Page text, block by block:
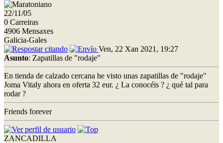
22/11/05
0 Carreiras
4906 Mensaxes
Galicia-Gales
Ven, 22 Xan 2021, 19:27
Asunto: Zapatillas de "rodaje"
En tienda de calzado cercana he visto unas zapatillas de "rodaje"
Joma Vitaly ahora en oferta 32 eur. ¿ La conocéis ? ¿ qué tal para
rodar ?
Friends forever
ZANCADILLA